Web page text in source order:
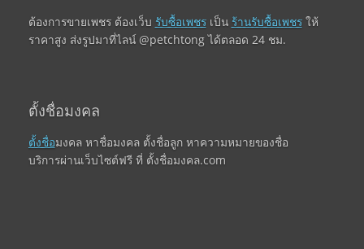
ต้องการขายเพชร ต้องเว็บ รับซื้อเพชรเป็น ร้านรับซื้อเพชรให้
ราคาสูง ส่งรูปมาที่ไลน์ @petchtong ได้ตลอด 24 ชม.
ตั้งชื่อมงคล
ตั้งชื่อมงคล หาชื่อมงคล ตั้งชื่อลูก หาความหมายของชื่อ
บริการผ่านเว็บไซต์ฟรี ที่ ตั้งชื่อมงคล.com